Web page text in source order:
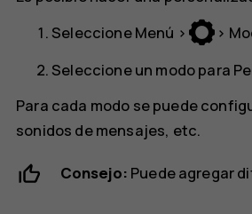
SeleccioneMenú > >
Seleccione un modo para
Para cada modo se puede
sonidos de mensajes, etc.
Consejo: Puede agregar